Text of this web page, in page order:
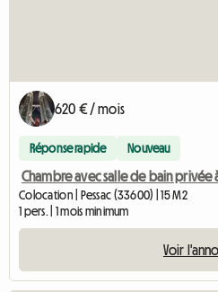
620 € / mois
Réponse rapide Nouveau
Chambre avec salle de bain privée
Colocation | Pessac (33600) | 15 M2
1 pers. | 1 mois minimum
Voir